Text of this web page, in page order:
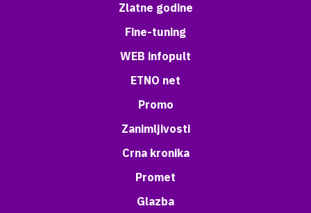
Zlatne godine
Fine-tuning
WEB infopult
ETNO net
Promo
Zanimljivosti
Crna kronika
Promet
Glazba